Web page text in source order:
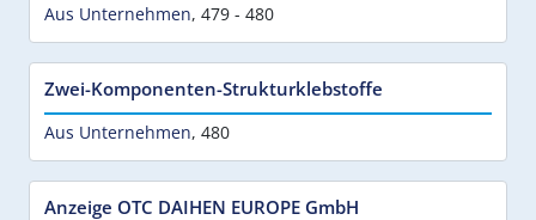
Aus Unternehmen, 479 - 480
Zwei-Komponenten-Strukturklebstoffe
Aus Unternehmen, 480
Anzeige OTC DAIHEN EUROPE GmbH